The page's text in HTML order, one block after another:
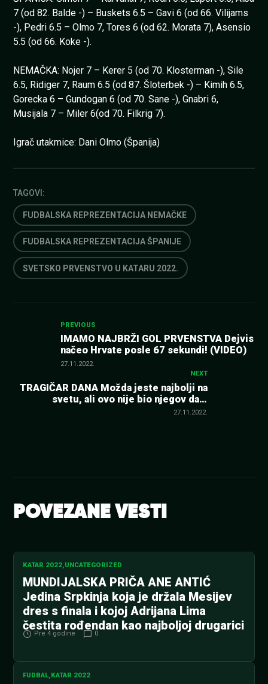
7 (od 82. Balde -) – Buskets 6.5 – Gavi 6 (od 66. Vilijams
-), Pedri 6.5 – Olmo 7, Tores 6 (od 62. Morata 7), Asensio
5.5 (od 66. Koke -).
NEMAČKA: Nojer 7 – Kerer 5 (od 70. Klosterman -), Sile
6.5, Ridiger 7, Raum 6.5 (od 87. Šloterbek -) – Kimih 6.5,
Gorecka 6 – Gundogan 6 (od 70. Sane -), Gnabri 6,
Musijala 7 – Miler 6(od 70. Filkrig 7).
Igrač utakmice: Dani Olmo (Španija)
TAGOVI:
FUDBALSKA REPREZENTACIJA NEMAČKE
FUDBALSKA REPREZENTACIJA ŠPANIJE
SVETSKO PRVENSTVO U KATARU 2022.
Kretanje
članka
PREVIOUS
IMAMO NAJBRŽI GOL PRVENSTVA Dejvis
načeo Hrvate posle 67 sekundi! (VIDEO)
27.11.2022.
NEXT
TRAGIČAR DANA Možda jeste najbolji na
svetu, ali ovo nije bio njegov dan.
Jednom ga je sačuvao VAR, ali ne i drugi
27.11.2022.
POVEZANE VESTI
KATAR 2022,UNCATEGORIZED
MUNDIJALSKA PRIČA ANE ANTIĆ
Jedina Srpkinja koja je držala Mesijev
dres s finala i kojoj Adrijana Lima
čestita rođendan kao najboljoj drugarici
Pre 4 godine 0
FUDBAL,KATAR 2022